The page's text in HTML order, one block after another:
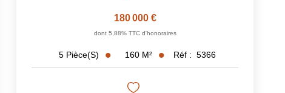
180 000 €
dont 5,88% TTC d'honoraires
5 Pièce(s) 160 M² Réf : 5366